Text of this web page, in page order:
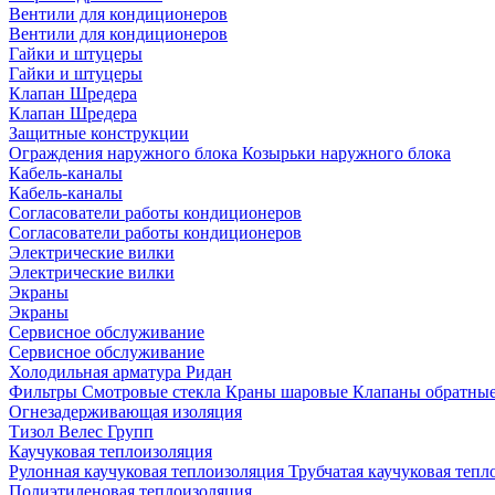
Вентили для кондиционеров
Вентили для кондиционеров
Гайки и штуцеры
Гайки и штуцеры
Клапан Шредера
Клапан Шредера
Защитные конструкции
Ограждения наружного блока Козырьки наружного блока
Кабель-каналы
Кабель-каналы
Согласователи работы кондиционеров
Согласователи работы кондиционеров
Электрические вилки
Электрические вилки
Экраны
Экраны
Сервисное обслуживание
Сервисное обслуживание
Холодильная арматура Ридан
Фильтры Смотровые стекла Краны шаровые Клапаны
Огнезадерживающая изоляция
Тизол Велес Групп
Каучуковая теплоизоляция
Рулонная каучуковая теплоизоляция Трубчатая каучуковая
Полиэтиленовая теплоизоляция